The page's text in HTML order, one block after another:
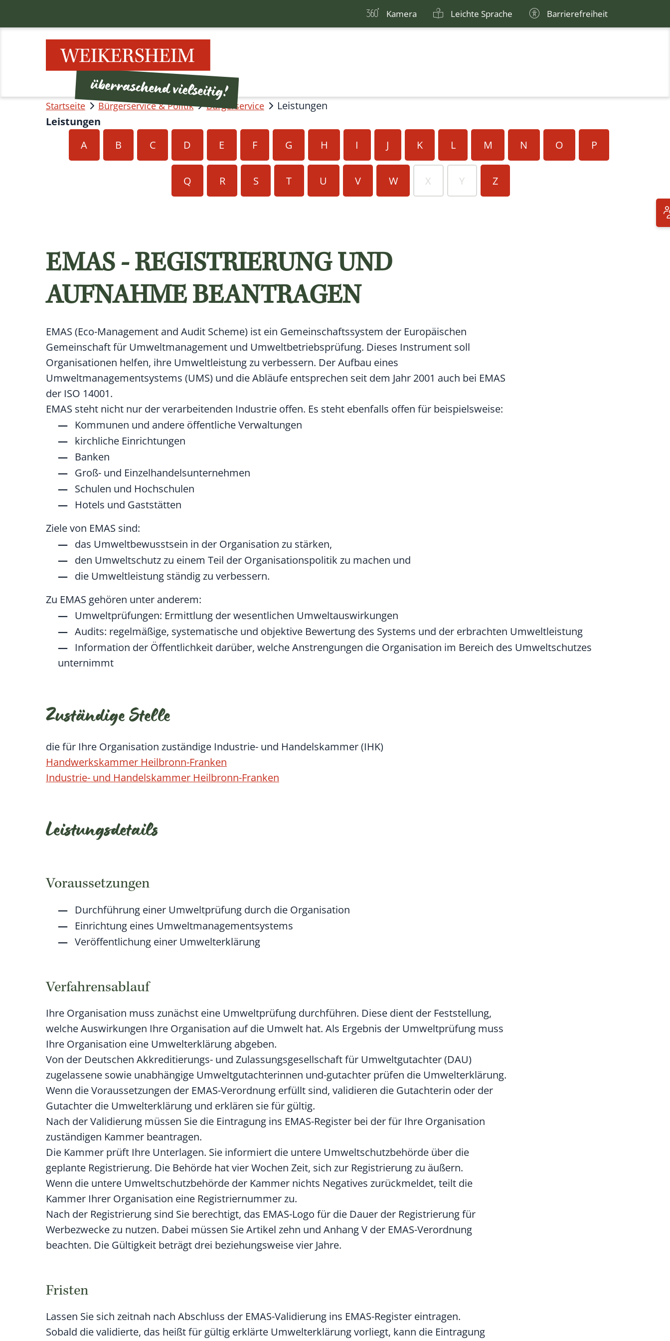
Kamera Leichte Sprache Barrierefreiheit
Startseite Bürgerservice & Politik Bürgerservice
Leistungen
Leistungen
A
B C D E F G H I J K L M N O P
Q R S T U V W X Y Z
EMAS - REGISTRIERUNG UND
AUFNAHME BEANTRAGEN
EMAS (Eco-Management and Audit Scheme) ist ein Gemeinschaftssystem der Europäischen
Gemeinschaft für Umweltmanagement und Umweltbetriebsprüfung. Dieses Instrument soll
Organisationen helfen, ihre Umweltleistung zu verbessern. Der Aufbau eines
Umweltmanagementsystems (UMS) und die Abläufe entsprechen seit dem Jahr 2001 auch bei EMAS
der ISO 14001.
EMAS steht nicht nur der verarbeitenden Industrie offen. Es steht ebenfalls offen für beispielsweise:
Kommunen und andere öffentliche Verwaltungen
kirchliche Einrichtungen
Banken
Groß- und Einzelhandelsunternehmen
Schulen und Hochschulen
Hotels und Gaststätten
Ziele von EMAS sind:
das Umweltbewusstsein in der Organisation zu stärken,
den Umweltschutz zu einem Teil der Organisationspolitik zu machen und
die Umweltleistung ständig zu verbessern.
Zu EMAS gehören unter anderem:
Umweltprüfungen: Ermittlung der wesentlichen Umweltauswirkungen
Audits: regelmäßige, systematische und objektive Bewertung des Systems und der erbrachten Umweltleistung
Information der Öffentlichkeit darüber, welche Anstrengungen die Organisation im Bereich des Umweltschutzes
unternimmt
Zuständige Stelle
die für Ihre Organisation zuständige Industrie- und Handelskammer (IHK)
Handwerkskammer Heilbronn-Franken
Industrie- und Handelskammer Heilbronn-Franken
Leistungsdetails
Voraussetzungen
Durchführung einer Umweltprüfung durch die Organisation
Einrichtung eines Umweltmanagementsystems
Veröffentlichung einer Umwelterklärung
Verfahrensablauf
Ihre Organisation muss zunächst eine Umweltprüfung durchführen. Diese dient der Feststellung,
welche Auswirkungen Ihre Organisation auf die Umwelt hat. Als Ergebnis der Umweltprüfung muss
Ihre Organisation eine Umwelterklärung abgeben.
Von der Deutschen Akkreditierungs- und Zulassungsgesellschaft für Umweltgutachter (DAU)
zugelassene sowie unabhängige Umweltgutachterinnen und-gutachter prüfen die Umwelterklärung.
Wenn die Voraussetzungen der EMAS-Verordnung erfüllt sind, validieren die Gutachterin oder der
Gutachter die Umwelterklärung und erklären sie für gültig.
Nach der Validierung müssen Sie die Eintragung ins EMAS-Register bei der für Ihre Organisation
zuständigen Kammer beantragen.
Die Kammer prüft Ihre Unterlagen. Sie informiert die untere Umweltschutzbehörde über die
geplante Registrierung. Die Behörde hat vier Wochen Zeit, sich zur Registrierung zu äußern.
Wenn die untere Umweltschutzbehörde der Kammer nichts Negatives zurückmeldet, teilt die
Kammer Ihrer Organisation eine Registriernummer zu.
Nach der Registrierung sind Sie berechtigt, das EMAS-Logo für die Dauer der Registrierung für
Werbezwecke zu nutzen. Dabei müssen Sie Artikel zehn und Anhang V der EMAS-Verordnung
beachten. Die Gültigkeit beträgt drei beziehungsweise vier Jahre.
Fristen
Lassen Sie sich zeitnah nach Abschluss der EMAS-Validierung ins EMAS-Register eintragen.
Sobald die validierte, das heißt für gültig erklärte Umwelterklärung vorliegt, kann die Eintragung